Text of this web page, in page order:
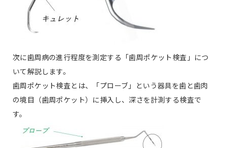
次に歯周病の進行程度を測定する「歯周ポケット検査」につ
いて解説します。
歯周ポケット検査とは、「プローブ」という器具を歯と歯肉
の境目（歯周ポケット）に挿入し、深さを計測する検査で
す。